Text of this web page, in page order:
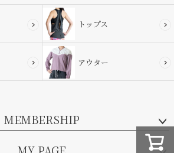
トップス
アウター
MEMBERSHIP